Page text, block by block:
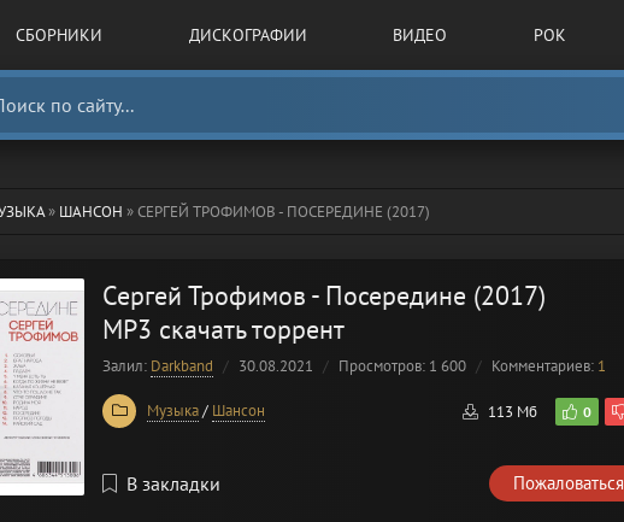
СБОРНИКИ ДИСКОГРАФИИ ВИДЕО РОК
» ШАНСОН » СЕРГЕЙ ТРОФИМОВ - ПОСЕРЕДИНЕ (2017)
Сергей Трофимов - Посередине (2017)
MP3 скачать торрент
Залил: Darkband 30.08.2021 Просмотров: 1 600 Комментариев: 1
Музыка/ Шансон 113 Мб 0
В закладки Пожаловаться